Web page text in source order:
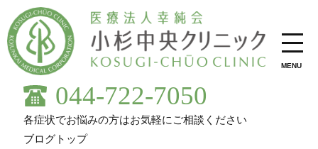
MENU
044-722-7050
各症状でお悩みの方はお気軽にご相談ください
ブログトップ